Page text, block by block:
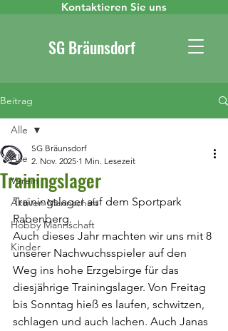
Kontaktieren Sie uns
SG Bräunsdorf
Beitrag
Alle
Verein
Aktiven Mannschaft
Hobby Mannschaft
Kinder
Alle
Trainingslager
SG Bräunsdorf
2. Nov. 2025 1 Min. Lesezeit
Trainingslager auf dem Sportpark
Rabenberg.
Auch dieses Jahr machten wir uns mit 8
unserer Nachwuchsspieler auf den
Weg ins hohe Erzgebirge für das
diesjährige Trainingslager. Von Freitag
bis Sonntag hieß es laufen, schwitzen,
schlagen und auch lachen. Auch Janas